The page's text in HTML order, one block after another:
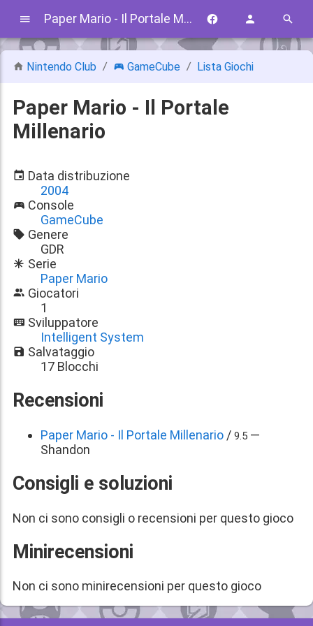
Paper Mario - Il Portale Millenario
Nintendo Club GameCube Lista Giochi
Paper Mario - Il Portale
Millenario
Data distribuzione
2004
Console
GameCube
Genere
GDR
Serie
Paper Mario
Giocatori
1
Sviluppatore
Intelligent System
Salvataggio
17 Blocchi
Recensioni
Paper Mario - Il Portale Millenario / 9.5 —
Shandon
Consigli e soluzioni
Non ci sono consigli o recensioni per questo gioco
Minirecensioni
Non ci sono minirecensioni per questo gioco